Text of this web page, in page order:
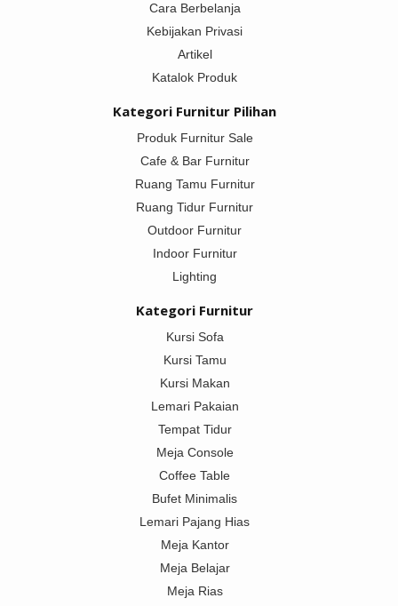
Cara Berbelanja
Kebijakan Privasi
Artikel
Katalok Produk
Kategori Furnitur Pilihan
Produk Furnitur Sale
Cafe & Bar Furnitur
Ruang Tamu Furnitur
Ruang Tidur Furnitur
Outdoor Furnitur
Indoor Furnitur
Lighting
Kategori Furnitur
Kursi Sofa
Kursi Tamu
Kursi Makan
Lemari Pakaian
Tempat Tidur
Meja Console
Coffee Table
Bufet Minimalis
Lemari Pajang Hias
Meja Kantor
Meja Belajar
Meja Rias